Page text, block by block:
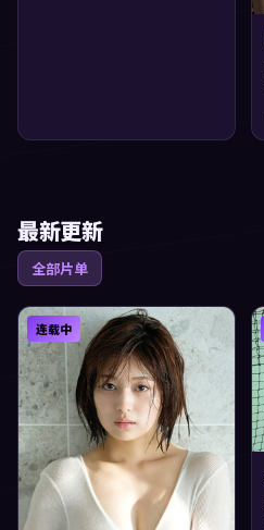
最新更新
全部片单
连载中